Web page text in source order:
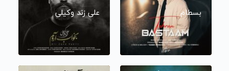
بسطام علی زند وکیلی